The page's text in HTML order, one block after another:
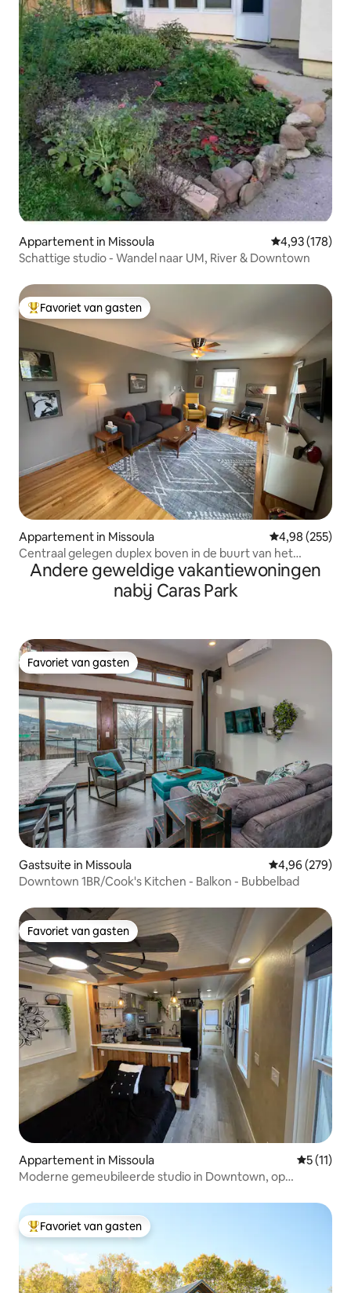
Appartement in Missoula Gemiddelde
4,93 (178)
Schattige studio - Wandel naar UM, River & Downtown
Topfavoriet van gasten
Favoriet van gasten
Appartement in Missoula Gemiddelde
4,98 (255)
Centraal gelegen duplex boven in de buurt van het
centrum
Andere geweldige vakantiewoningen
nabij Caras Park
Favoriet van gasten
Favoriet van gasten
Gastsuite in Missoula Gemiddelde
4,96 (279)
Downtown 1BR/Cook's Kitchen - Balkon - Bubbelbad
Favoriet van gasten
Favoriet van gasten
Appartement in Missoula
5 (11)
Moderne gemeubileerde studio in Downtown, op
Topfavoriet van gasten
Favoriet van gasten